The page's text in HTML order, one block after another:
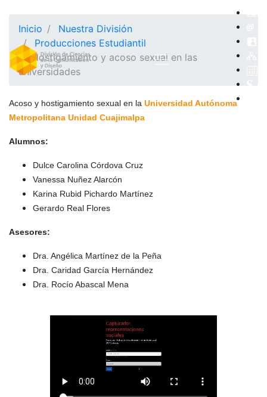
Inicio
Nuestra División
Producciones Estudiantil
Hostigamiento y acoso sexual en las
universidades
Acoso y hostigamiento sexual en la Universidad Autónoma
Metropolitana Unidad Cuajimalpa
Alumnos:
Dulce Carolina Córdova Cruz
Vanessa Nuñez Alarcón
Karina Rubid Pichardo Martínez
Gerardo Real Flores
Asesores:
Dra. Angélica Martínez de la Peña
Dra. Caridad García Hernández
Dra. Rocío Abascal Mena